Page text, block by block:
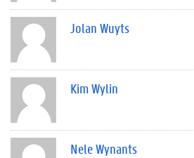
Jolan Wuyts
Kim Wylin
Nele Wynants